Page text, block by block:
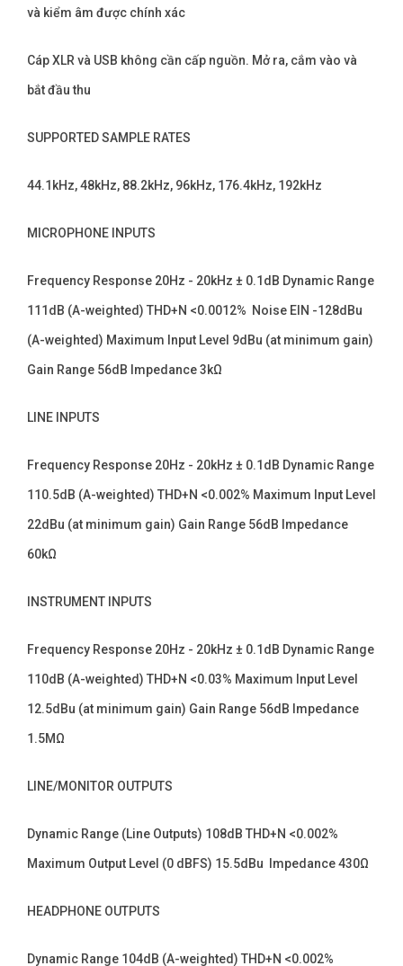
và kiểm âm được chính xác
Cáp XLR và USB không cần cấp nguồn. Mở ra, cắm vào và
bắt đầu thu
SUPPORTED SAMPLE RATES
44.1kHz, 48kHz, 88.2kHz, 96kHz, 176.4kHz, 192kHz
MICROPHONE INPUTS
Frequency Response 20Hz - 20kHz ± 0.1dB Dynamic Range
111dB (A-weighted) THD+N <0.0012% Noise EIN -128dBu
(A-weighted) Maximum Input Level 9dBu (at minimum gain)
Gain Range 56dB Impedance 3kΩ
LINE INPUTS
Frequency Response 20Hz - 20kHz ± 0.1dB Dynamic Range
110.5dB (A-weighted) THD+N <0.002% Maximum Input Level
22dBu (at minimum gain) Gain Range 56dB Impedance
60kΩ
INSTRUMENT INPUTS
Frequency Response 20Hz - 20kHz ± 0.1dB Dynamic Range
110dB (A-weighted) THD+N <0.03% Maximum Input Level
12.5dBu (at minimum gain) Gain Range 56dB Impedance
1.5MΩ
LINE/MONITOR OUTPUTS
Dynamic Range (Line Outputs) 108dB THD+N <0.002%
Maximum Output Level (0 dBFS) 15.5dBu Impedance 430Ω
HEADPHONE OUTPUTS
Dynamic Range 104dB (A-weighted) THD+N <0.002%